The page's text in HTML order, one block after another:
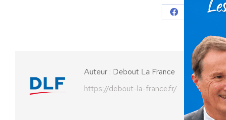
Partager
Facebook
sur
X
Auteur : Debout La France
https://debout-la-france.fr/